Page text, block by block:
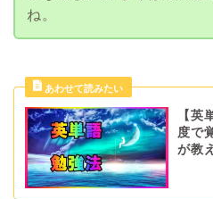
ね。
【英
度で
が教